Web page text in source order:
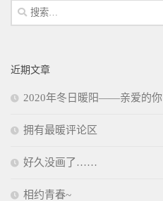
搜
索：
近期文章
2020年冬日暖阳——亲爱的你
拥有最暖评论区
好久没画了……
相约青春~